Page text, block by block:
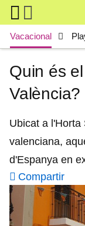
Skip to main content
Main navigation
Vacacional
Quin és
Ubicat a l'Horta
valenciana,
d'Espanya en
Compartir